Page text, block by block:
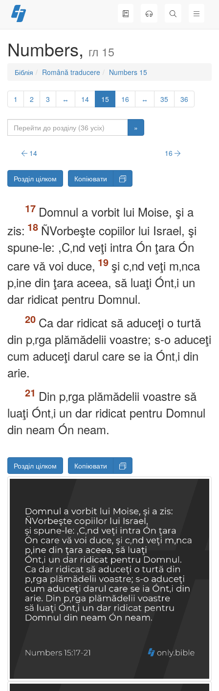
Перейти
до
Numbers, гл 15
Біблія Română traducere Numbers 15
1 2 3 ↔ 14 15 16 ↔ 35 36
»
14 16
Розділ цілком Копіювати
Domnul a vorbit lui Moise, şi a
zis:
ÑVorbeşte copiilor lui Israel, şi
spune-le: ,C‚nd veţi intra Ón ţara Ón
care vă voi duce,
şi c‚nd veţi m‚nca
p‚ine din ţara aceea, să luaţi Ónt‚i un
dar ridicat pentru Domnul.
Ca dar ridicat să aduceţi o turtă
din p‚rga plămădelii voastre; s-o aduceţi
cum aduceţi darul care se ia Ónt‚i din
arie.
Din p‚rga plămădelii voastre să
luaţi Ónt‚i un dar ridicat pentru Domnul
din neam Ón neam.
Розділ цілком Копіювати